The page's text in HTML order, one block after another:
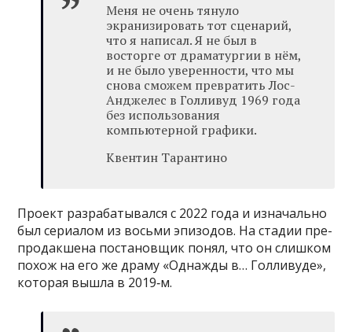
Меня не очень тянуло
экранизировать тот сценарий,
что я написал. Я не был в
восторге от драматургии в нём,
и не было уверенности, что мы
снова сможем превратить Лос-
Анджелес в Голливуд 1969 года
без использования
компьютерной графики.
Квентин Тарантино
Проект разрабатывался с 2022 года и изначально
был сериалом из восьми эпизодов. На стадии пре-
продакшена постановщик понял, что он слишком
похож на его же драму «Однажды в… Голливуде»,
которая вышла в 2019‑м.